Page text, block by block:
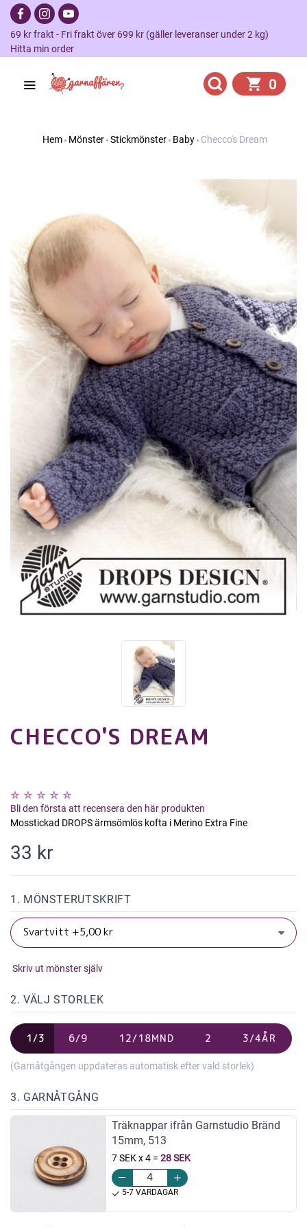
69 kr frakt - Fri frakt över 699 kr (gäller leveranser under 2 kg)
Hitta min order
0
Hem Mönster Stickmönster Baby Checco's Dream
CHECCO'S DREAM
Bli den första att recensera den här produkten
Mosstickad DROPS ärmsömlös kofta i Merino Extra Fine
33 kr
1. MÖNSTERUTSKRIFT
Skriv ut mönster själv
2. VÄLJ STORLEK
1/3 6/9 12/18MND 2 3/4ÅR
(Garnåtgången uppdateras automatisk efter vald storlek)
3. GARNÅTGÅNG
Träknappar ifrån Garnstudio Bränd
15mm, 513
7 SEK x 4= 28 SEK
5-7 VARDAGAR